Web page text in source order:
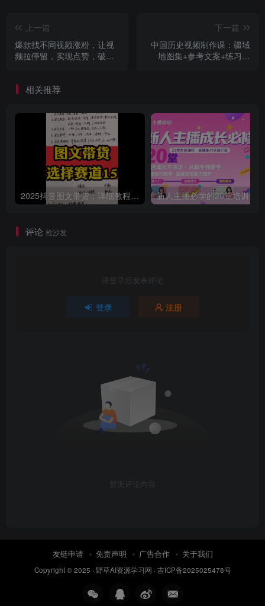
上一篇
爆款找不同视频涨粉，让视
频拉停留，实现点赞，破播
下一篇
中国历史视频制作课：疆域
地图集+参考文案+练习素
相关推荐
2025抖音图文带货：详细教程，账号装修定位，素材获取技巧，挂车变现方法…
评论 抢沙发
请登录后发表评论
登录 注册
暂无评论内容
友链申请 免责声明 广告合作 关于我们
Copyright © 2025 · 野草AI资源学习网 · 吉ICP备2025025478号